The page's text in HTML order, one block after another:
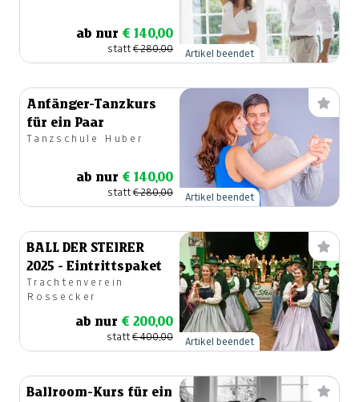
ab nur € 140,00
statt€ 280,00 Artikel beendet
Anfänger-Tanzkurs
für ein Paar
Tanzschule Huber
ab nur € 140,00
statt€ 280,00 Artikel beendet
BALL DER STEIRER
2025 - Eintrittspaket
Trachtenverein
Rossecker
ab nur € 200,00
statt€ 400,00 Artikel beendet
Ballroom-Kurs für ein